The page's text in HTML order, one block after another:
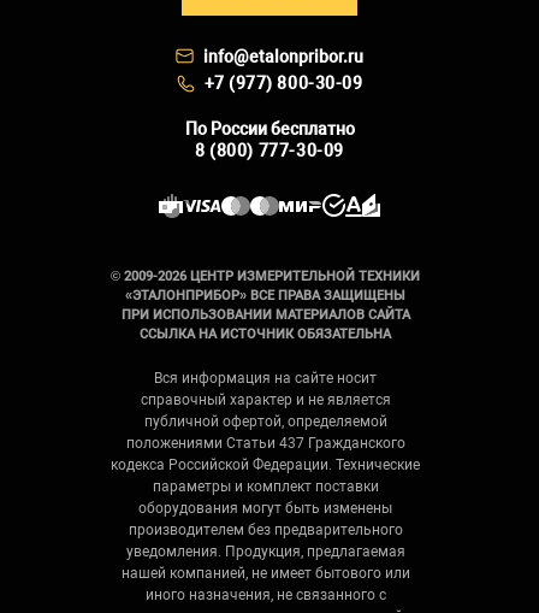
info@etalonpribor.ru
+7 (977) 800-30-09
По России бесплатно
8 (800) 777-30-09
© 2009-2026 ЦЕНТР ИЗМЕРИТЕЛЬНОЙ ТЕХНИКИ
«ЭТАЛОНПРИБОР» ВСЕ ПРАВА ЗАЩИЩЕНЫ
ПРИ ИСПОЛЬЗОВАНИИ МАТЕРИАЛОВ САЙТА
ССЫЛКА НА ИСТОЧНИК ОБЯЗАТЕЛЬНА
Вся информация на сайте носит
справочный характер и не является
публичной офертой, определяемой
положениями Статьи 437 Гражданского
кодекса Российской Федерации. Технические
параметры и комплект поставки
оборудования могут быть изменены
производителем без предварительного
уведомления. Продукция, предлагаемая
нашей компанией, не имеет бытового или
иного назначения, не связанного с